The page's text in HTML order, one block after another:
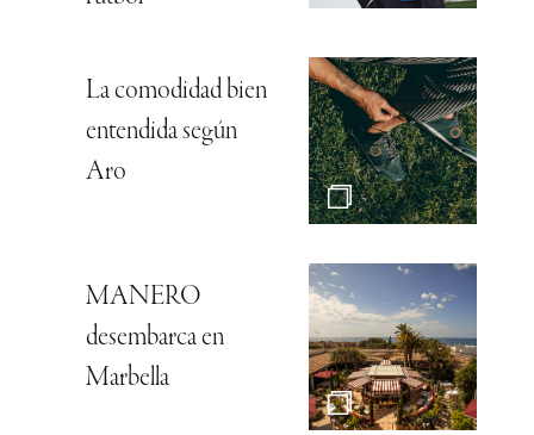
La comodidad bien
entendida según
Aro
MANERO
desembarca en
Marbella